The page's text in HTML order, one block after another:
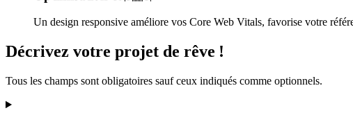
Un design responsive améliore vos Core Web Vitals, favorise votre
Décrivez votre projet de rêve !
Tous les champs sont obligatoires sauf ceux indiqués comme optionnels.